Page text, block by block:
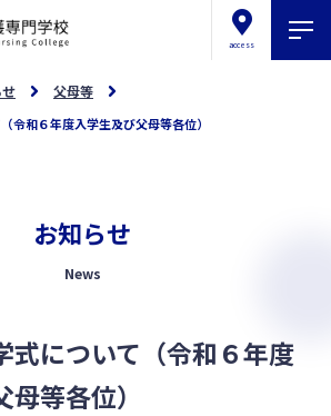
access
父母等
令和６年度入学生及び父母等各位）
お知らせ
News
式について（令和６年度
等各位）